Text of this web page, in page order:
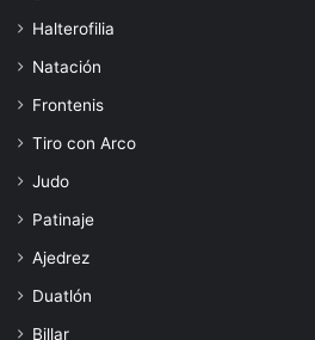
Halterofilia
Natación
Frontenis
Tiro con Arco
Judo
Patinaje
Ajedrez
Duatlón
Billar